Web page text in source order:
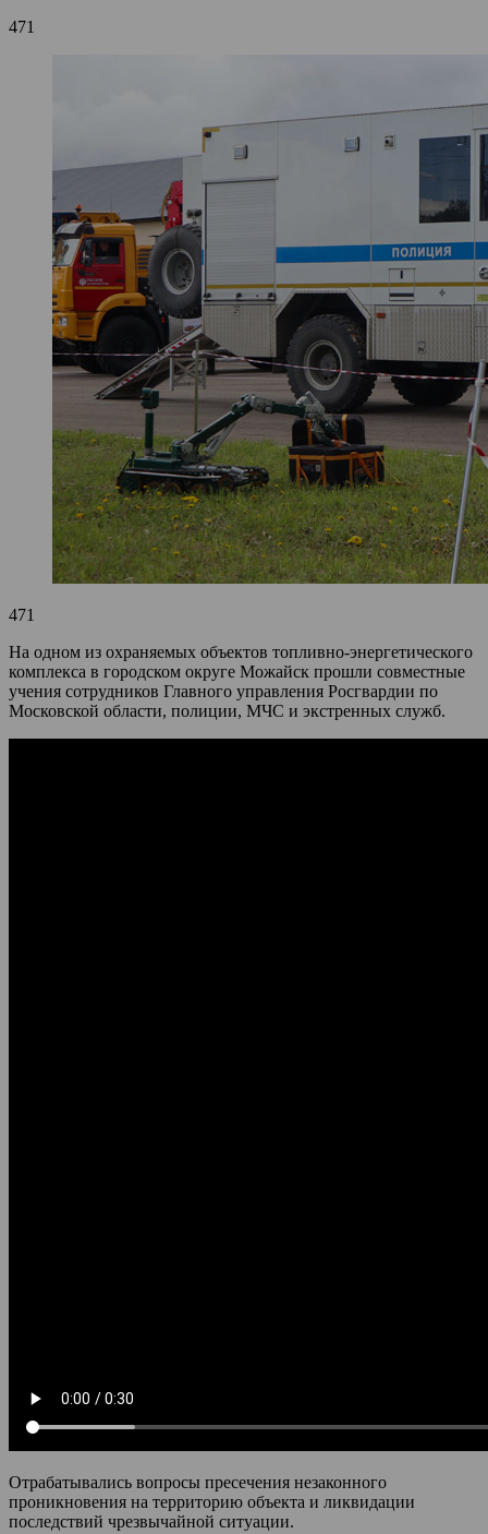
471
471
На одном из охраняемых объектов топливно-энергетического
комплекса в городском округе Можайск прошли совместные
учения сотрудников Главного управления Росгвардии по
Московской области, полиции, МЧС и экстренных служб.
Отрабатывались вопросы пресечения незаконного
проникновения на территорию объекта и ликвидации
последствий чрезвычайной ситуации.